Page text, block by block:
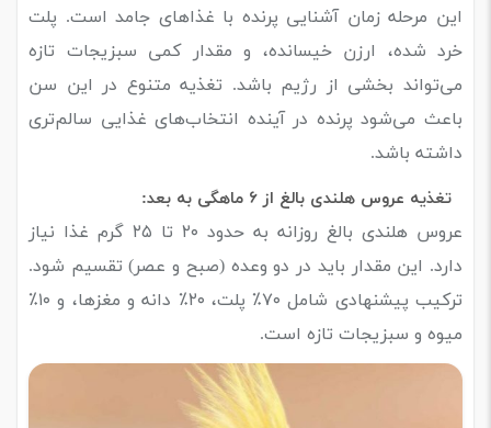
این مرحله زمان آشنایی پرنده با غذاهای جامد است. پلت
خرد شده، ارزن خیسانده، و مقدار کمی سبزیجات تازه
می‌تواند بخشی از رژیم باشد. تغذیه متنوع در این سن
باعث می‌شود پرنده در آینده انتخاب‌های غذایی سالم‌تری
داشته باشد.
تغذیه عروس هلندی بالغ از ۶ ماهگی به بعد:
عروس هلندی بالغ روزانه به حدود ۲۰ تا ۲۵ گرم غذا نیاز
دارد. این مقدار باید در دو وعده (صبح و عصر) تقسیم شود.
ترکیب پیشنهادی شامل ۷۰٪ پلت، ۲۰٪ دانه و مغزها، و ۱۰٪
میوه و سبزیجات تازه است.